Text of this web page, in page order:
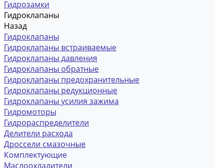
Гидрозамки
Гидроклапаны
Назад
Гидроклапаны
Гидроклапаны встраиваемые
Гидроклапаны давления
Гидроклапаны обратные
Гидроклапаны предохранительные
Гидроклапаны редукционные
Гидроклапаны усилия зажима
Гидромоторы
Гидрораспределители
Делители расхода
Дроссели смазочные
Комплектующие
Маслоохладители